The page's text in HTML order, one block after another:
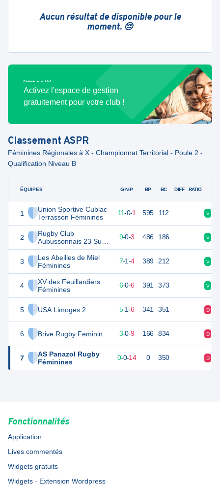
Aucun résultat de disponible pour le
moment. 😔
Bénévole de ce club ?
Activez l'espace de gestion
gratuitement pour votre club !
ClassementASPR
Féminines Régionales à X - Championnat Territorial - Poule 2 -
Qualification Niveau B
ÉQUIPES
1
Union Sportive Cublac
Terrasson Féminines
2
Rugby Club
Aubussonnais 23 Sud
Féminines
3
Les Abeilles de Miel
Féminines
4
XV des Feuillardiers
Féminines
5 USA Limoges 2
6 Brive Rugby Feminin
7
AS Panazol Rugby
Féminines
G-N-P BP BC DIFF RATIO
54 12 11-0-1 595 112 V
45 9-0-3 486 186 V
36 7-1-4 389 212 V
31 6-0-6 391 373 V
5-1-6 341 351 D
14 12 3-0-9 166 834 D
-28 0-0-14 0 350 D
Fonctionnalités
Application
Lives commentés
Widgets gratuits
Widgets - Extension Wordpress